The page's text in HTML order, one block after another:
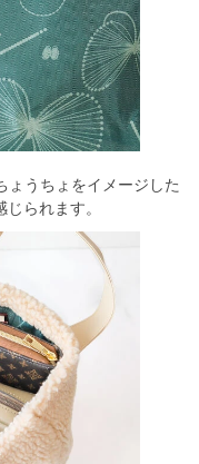
ょうちょをイメージした
られます。